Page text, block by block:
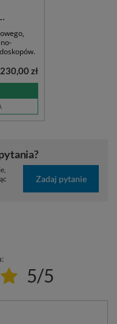
230,00 zł
Zadaj pytanie
5/5